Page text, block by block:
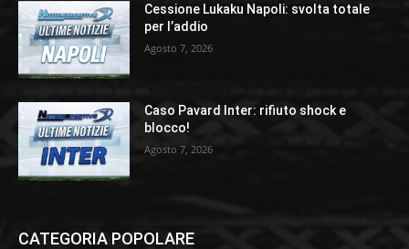
Cessione Lukaku Napoli: svolta totale
per l’addio
Agosto 7, 2026
Caso Pavard Inter: rifiuto shock e
blocco!
Agosto 7, 2026
CATEGORIA POPOLARE